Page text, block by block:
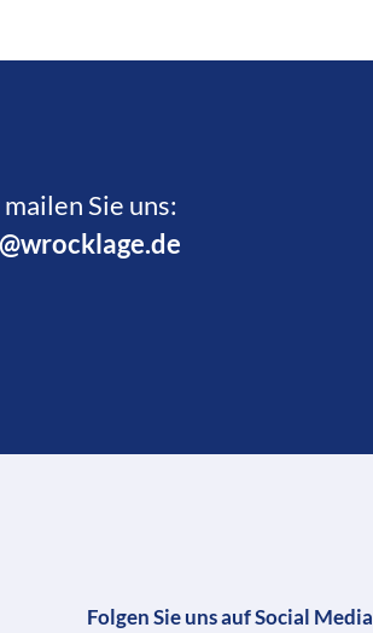
Sie uns:
Folgen Sie uns auf Social Media